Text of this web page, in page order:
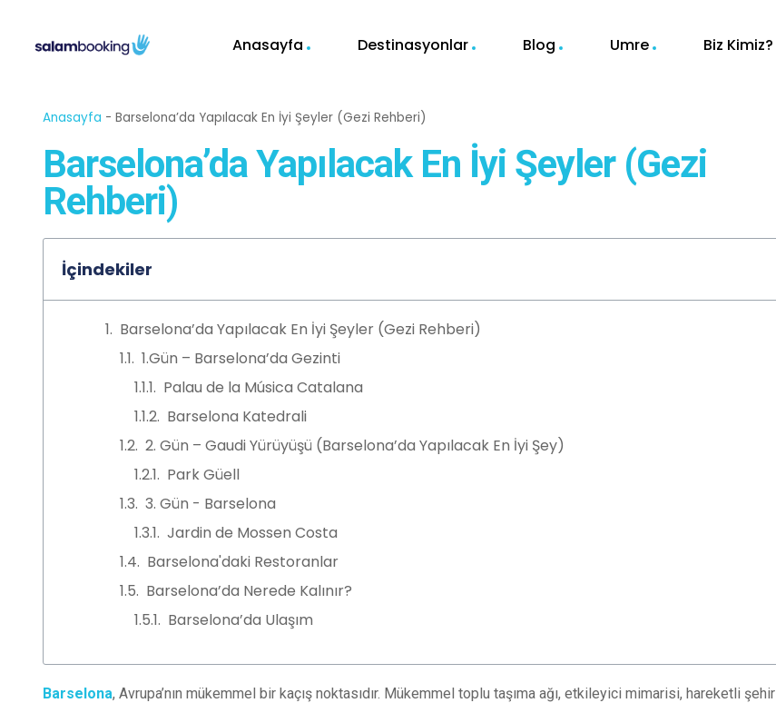
Anasayfa Destinasyonlar Blog Umre Biz Kimiz?
Anasayfa - Barselona’da Yapılacak En İyi Şeyler (Gezi Rehberi)
Barselona’da Yapılacak En İyi Şeyler (Gezi
Rehberi)
İçindekiler
Barselona’da Yapılacak En İyi Şeyler (Gezi Rehberi)
1.Gün – Barselona’da Gezinti
Palau de la Música Catalana
Barselona Katedrali
2. Gün – Gaudi Yürüyüşü (Barselona’da Yapılacak En İyi Şey)
Park Güell
3. Gün - Barselona
Jardin de Mossen Costa
Barselona'daki Restoranlar
Barselona’da Nerede Kalınır?
Barselona’da Ulaşım
Barselona, Avrupa’nın mükemmel bir kaçış noktasıdır. Mükemmel toplu taşıma ağı, etkileyici mimarisi, hareketli şehir